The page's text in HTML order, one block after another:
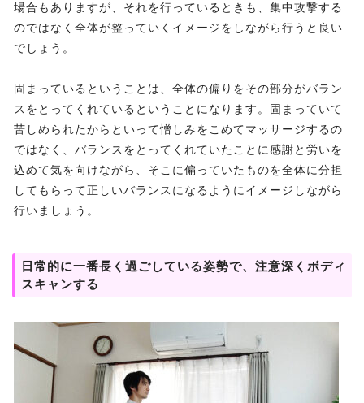
場合もありますが、それを行っているときも、集中攻撃する
のではなく全体が整っていくイメージをしながら行うと良い
でしょう。
固まっているということは、全体の偏りをその部分がバラン
スをとってくれているということになります。固まっていて
苦しめられたからといって憎しみをこめてマッサージするの
ではなく、バランスをとってくれていたことに感謝と労いを
込めて気を向けながら、そこに偏っていたものを全体に分担
してもらって正しいバランスになるようにイメージしながら
行いましょう。
日常的に一番長く過ごしている姿勢で、注意深くボディ
スキャンする